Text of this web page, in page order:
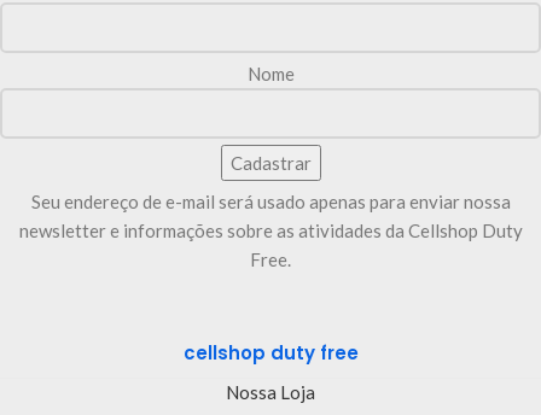
Nome
Seu endereço de e-mail será usado apenas para enviar nossa
newsletter e informações sobre as atividades da Cellshop Duty
Free.
cellshop duty free
Nossa Loja